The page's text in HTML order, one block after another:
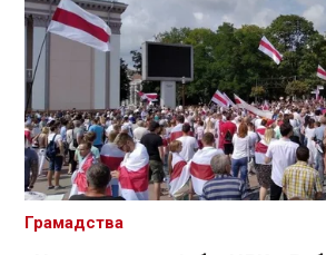
Грамадства